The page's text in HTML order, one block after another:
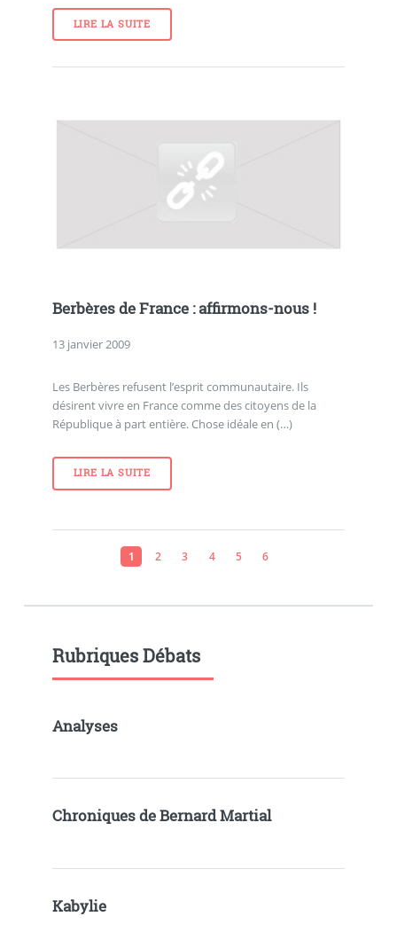
LIRE LA SUITE
Berbères de France : affirmons-nous !
13 janvier 2009
Les Berbères refusent l’esprit communautaire. Ils
désirent vivre en France comme des citoyens de la
République à part entière. Chose idéale en (…)
LIRE LA SUITE
1 2 3 4 5 6
Rubriques Débats
Analyses
Chroniques de Bernard Martial
Kabylie